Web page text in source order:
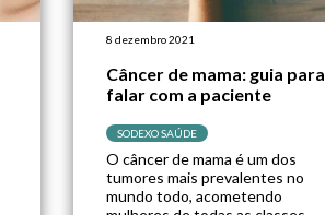
8 dezembro 2021
Câncer de mama: guia para
falar com a paciente
SODEXO SAÚDE
O câncer de mama é um dos
tumores mais prevalentes no
mundo todo, acometendo